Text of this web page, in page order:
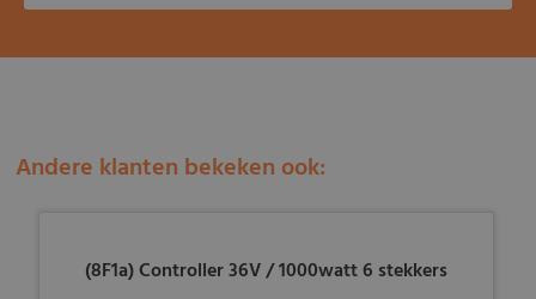
Andere klanten bekeken ook:
(8F1a) Controller 36V / 1000watt 6 stekkers